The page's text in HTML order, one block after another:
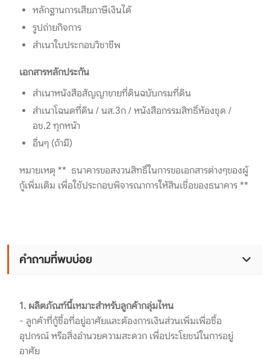
หลักฐานการเสียภาษีเงินได้
รูปถ่ายกิจการ
สำเนาใบประกอบวิชาชีพ
เอกสารหลักประกัน
สำเนาหนังสือสัญญาขายที่ดินฉบับกรมที่ดิน
สำเนาโฉนดที่ดิน / นส.3ก / หนังสือกรรมสิทธิ์ห้องชุด /
อช.2 ทุกหน้า
อื่นๆ (ถ้ามี)
หมายเหตุ ** ธนาคารขอสงวนสิทธิ์ในการขอเอกสารต่างๆของผู้
กู้เพิ่มเติม เพื่อใช้ประกอบพิจารณาการให้สินเชื่อของธนาคาร **
คำถามที่พบบ่อย
1. ผลิตภัณฑ์นี้เหมาะสำหรับลูกค้ากลุ่มไหน
- ลูกค้าที่กู้ซื้อที่อยู่อาศัยและต้องการเงินส่วนเพิ่มเพื่อซื้อ
อุปกรณ์ หรือสิ่งอำนวยความสะดวก เพื่อประโยชน์ในการอยู่
อาศัย